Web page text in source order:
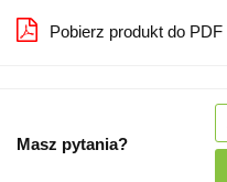
Pobierz produkt do PDF
Masz pytania?